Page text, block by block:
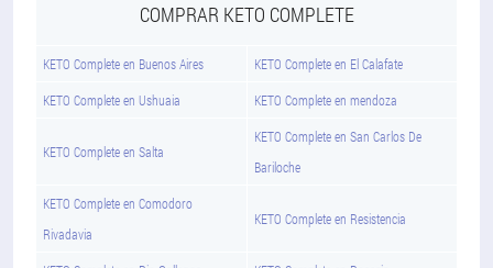
COMPRAR KETO COMPLETE
KETO Complete en Buenos Aires KETO Complete en El Calafate
KETO Complete en Ushuaia KETO Complete en mendoza
KETO Complete en Salta
KETO Complete en San Carlos De
Bariloche
KETO Complete en Comodoro
Rivadavia
KETO Complete en Resistencia